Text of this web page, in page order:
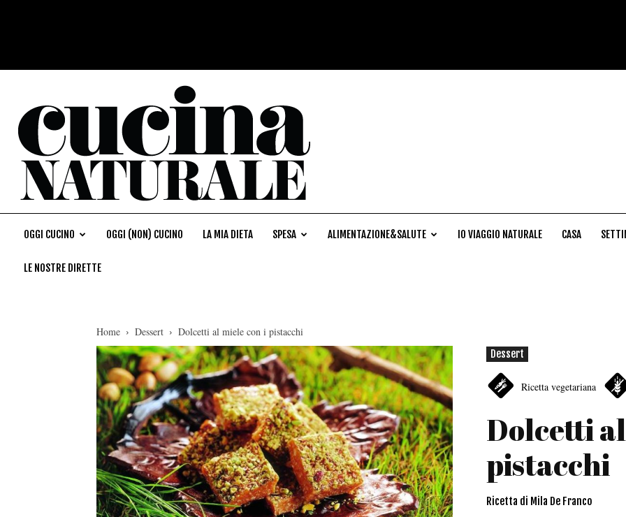
OGGI CUCINO OGGI (NON) CUCINO LA MIA DIETA SPESA ALIMENTAZIONE&SALUTE IO VIAGGIO NATURALE CASA
LE NOSTRE DIRETTE
Home Dessert
Dolcetti al miele con i pistacchi
Dessert
Ricetta vegetariana
Dolcetti
pistacchi
Ricetta di Mila De Franco